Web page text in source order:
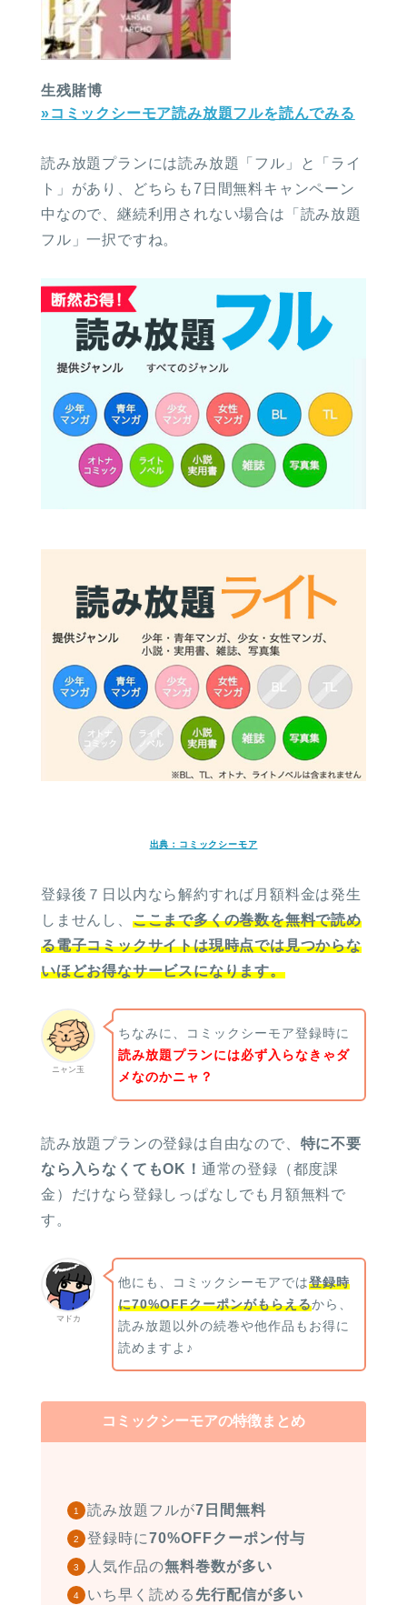
生残賭博
»コミックシーモア読み放題フルを読んでみる
読み放題プランには読み放題「フル」と「ライ
ト」があり、どちらも7日間無料キャンペーン
中なので、継続利用されない場合は「読み放題
フル」一択ですね。
出典：コミックシーモア
登録後７日以内なら解約すれば月額料金は発生
しませんし、 ここまで多くの巻数を無料で読め
る電子コミックサイトは現時点では見つからな
いほどお得なサービスになります。
ニャン玉
ちなみに、コミックシーモア登録時に
読み放題プランには必ず入らなきゃダ
メなのかニャ？
読み放題プランの登録は自由なので、 特に不要
なら入らなくてもOK！ 通常の登録（都度課
金）だけなら登録しっぱなしでも月額無料で
す。
マドカ
他にも、コミックシーモアでは登録時
に70%OFFクーポンがもらえるから、
読み放題以外の続巻や他作品もお得に
読めますよ♪
コミックシーモアの特徴まとめ
読み放題フルが7日間無料
登録時に70%OFFクーポン付与
人気作品の無料巻数が多い
いち早く読める 先行配信が多い